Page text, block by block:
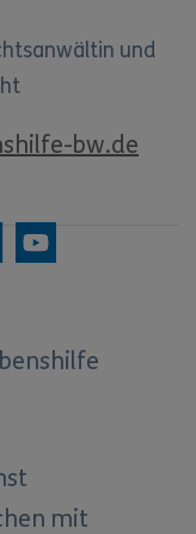
und
bw.de
mit